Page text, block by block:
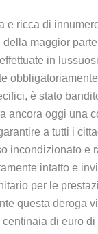
e ricca di
maggior
in
è stato
oggi una
a tutti i
incondizionato
intatto e
per le
questa deroga
di euro